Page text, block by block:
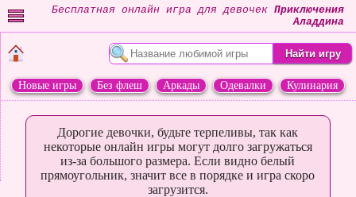
Бесплатная онлайн игра для девочек Приключения
Аладдина
Новые игры Без флеш Аркады Одевалки
Кулинария
Дорогие девочки, будьте терпеливы, так как
некоторые онлайн игры могут долго загружаться
из-за большого размера. Если видно белый
прямоугольник, значит все в порядке и игра скоро
загрузится.